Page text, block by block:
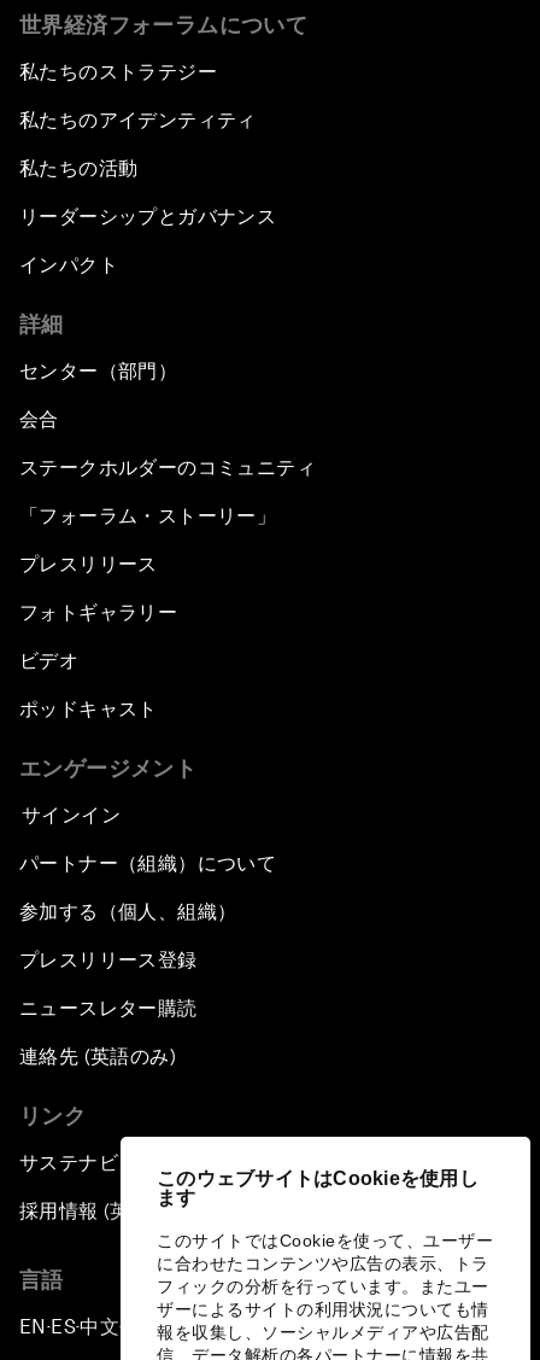
このウェブサイトはCookieを使用し
ます
このサイトではCookieを使って、ユーザー
に合わせたコンテンツや広告の表示、トラ
フィックの分析を行っています。またユー
ザーによるサイトの利用状況についても情
報を収集し、ソーシャルメディアや広告配
信、データ解析の各パートナーに情報を共
世界経済フォーラムについて
私たちのストラテジー
私たちのアイデンティティ
私たちの活動
リーダーシップとガバナンス
インパクト
詳細
センター（部門）
会合
ステークホルダーのコミュニティ
「フォーラム・ストーリー」
プレスリリース
フォトギャラリー
ビデオ
ポッドキャスト
エンゲージメント
サインイン
パートナー（組織）について
参加する（個人、組織）
プレスリリース登録
ニュースレター購読
連絡先 (英語のみ)
リンク
サステナビリティへの取り組み
採用情報 (英語のみ)
言語
EN ▪ES▪中文▪ 日本語